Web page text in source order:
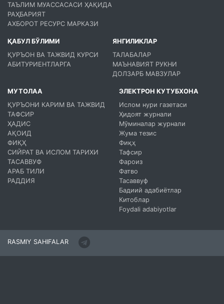
ТАЪЛИМ МУАССАСАСИ ҲАҚИДА
РАҲБАРИЯТ
АХБОРОТ РЕСУРС МАРКАЗИ
ҚАБУЛ БЎЛИМИ
ҚУРЪОН ВА ТАЖВИД КУРСИ
АБИТУРИЕНТЛАРГА
ЯНГИЛИКЛАР
ТАЛАБАЛАР
МАЪНАВИЯТ РУКНИ
ДОЛЗАРБ МАВЗУЛАР
МУТОЛАА
ҚУРЪОНИ КАРИМ ВА ТАЖВИД
ТАФСИР
ҲАДИС
АҚОИД
ФИҚҲ
СИЙРАТ ВА ИСЛОМ ТАРИХИ
ТАСАВВУФ
АРАБ ТИЛИ
РАДДИЯ
ЭЛЕКТРОН КУТУБХОНА
Ислом нури газетаси
Ҳидоят журнали
Мўминалар журнали
Жума тезис
Фиқҳ
Тафсир
Фароиз
Фатво
Тасаввуф
Бадиий адабиётлар
Китоблар
Foydali adabiyotlar
RASMIY SAHIFALAR